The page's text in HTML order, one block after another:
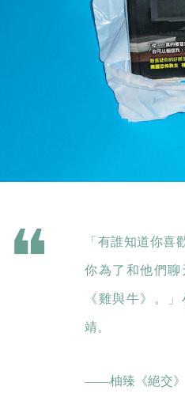
「有誰知道你喜
你為了和他們
《雞與牛》。
靖。
——柚臻《絕交》